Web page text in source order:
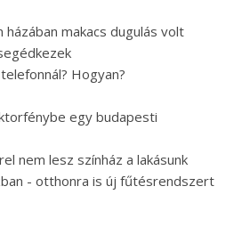
makacs dugulás volt
Hogyan?
egy budapesti
nem lesz színház a lakásunk
- otthonra is új fűtésrendszert